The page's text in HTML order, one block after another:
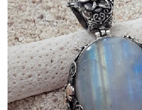
Dans mon panier
APERÇU RAPIDE